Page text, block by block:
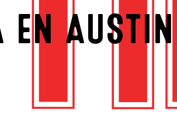
EN AUSTIN